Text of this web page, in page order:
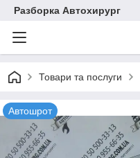
Разборка Автохирург
Товари та послуги
Автошрот